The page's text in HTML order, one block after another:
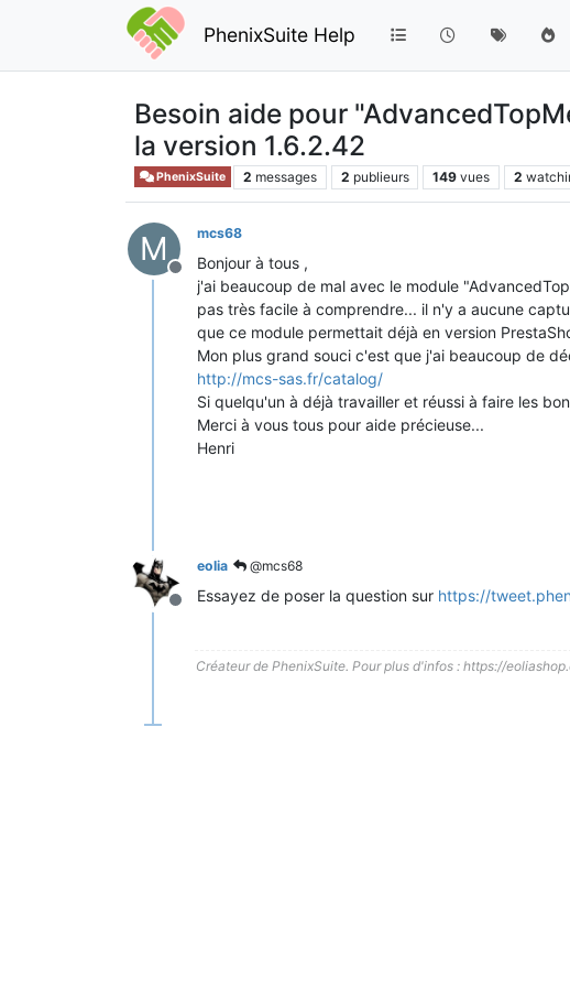
PhenixSuite Help
Besoin aide pour
la version 1.6.2.42
PhenixSuite 2 messages 2 publieurs 149 vues 2
M
Hors-ligne
mcs68
Bonjour à tous ,
j'ai beaucoup de mal avec le module
pas très facile à comprendre... il n'y a aucune
que ce module permettait déjà en version
Mon plus grand souci c'est que j'ai beaucoup de
http://mcs-sas.fr/catalog/
Si quelqu'un à déjà travailler et réussi à faire les
Merci à vous tous pour aide précieuse...
Henri
Hors-ligne
eolia @mcs68
Essayez de poser la question sur https://
Créateur de PhenixSuite. Pour plus d'infos : https://